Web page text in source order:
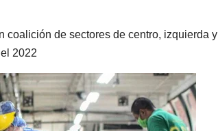
coalición de sectores de centro, izquierda y
2022